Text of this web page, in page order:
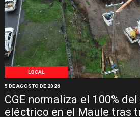
LOCAL
CGE normaliza el 100%
eléctrico en el Maule tras
5 DE AGOSTO DE 2026